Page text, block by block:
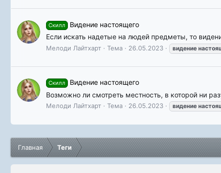
Скилл
Видение настоящего
Если искать надетые на людей предметы, то
Мелоди Лайтхарт Тема 26.05.2023 видение
Скилл
Видение настоящего
Возможно ли смотреть местность, в которой ни
Мелоди Лайтхарт Тема 26.05.2023 видение
Главная Теги